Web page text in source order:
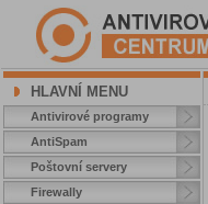
HLAVNÍ MENU
Antivirové programy
AntiSpam
Poštovní servery
Firewally